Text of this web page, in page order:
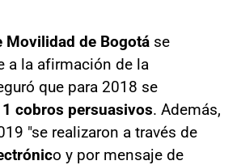
Movilidad de Bogotá se
a la afirmación de la
que para 2018 se
cobros persuasivos. Además,
"se realizaron a través de
o y por mensaje de